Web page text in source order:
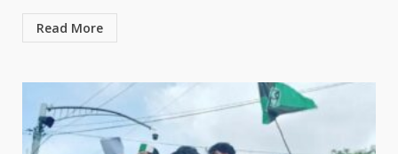
Read More